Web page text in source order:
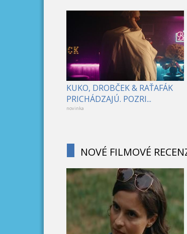
KUKO, DROBČEK & RAŤAFÁK
PRICHÁDZAJÚ. POZRI...
novinka
NOVÉ FILMOVÉ